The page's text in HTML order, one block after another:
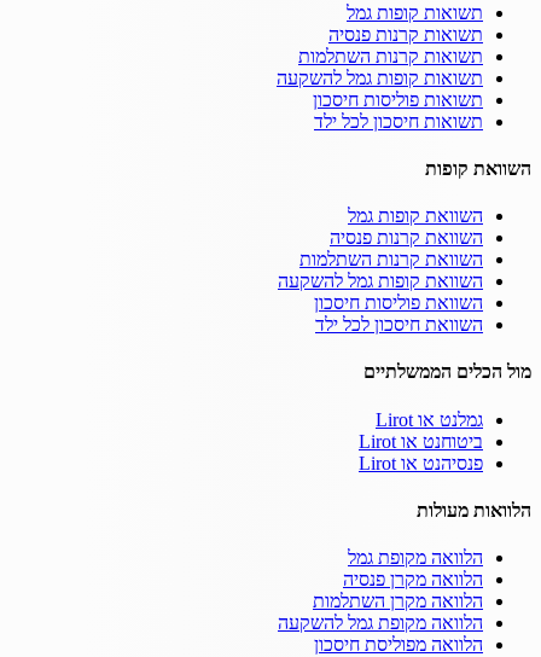
תשואות קופות גמל
תשואות קרנות פנסיה
תשואות קרנות השתלמות
תשואות קופות גמל להשקעה
תשואות פוליסות חיסכון
תשואות חיסכון לכל ילד
השוואת קופות
השוואת קופות גמל
השוואת קרנות פנסיה
השוואת קרנות השתלמות
השוואת קופות גמל להשקעה
השוואת פוליסות חיסכון
השוואת חיסכון לכל ילד
מול הכלים הממשלתיים
גמלנט או Lirot
ביטוחנט או Lirot
פנסיהנט או Lirot
הלוואות מעולות
הלוואה מקופת גמל
הלוואה מקרן פנסיה
הלוואה מקרן השתלמות
הלוואה מקופת גמל להשקעה
הלוואה מפוליסת חיסכון